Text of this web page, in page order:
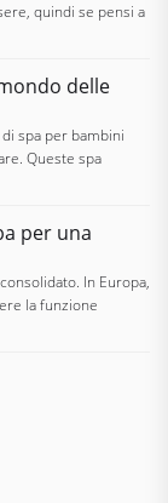
quindi se pensi a
delle
spa per bambini
Queste spa
per una
In Europa,
la funzione